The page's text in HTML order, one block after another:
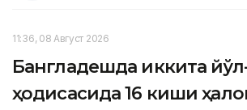
11:36, 08 Август 2026
Бангладешда иккита
ҳодисасида 16 киши